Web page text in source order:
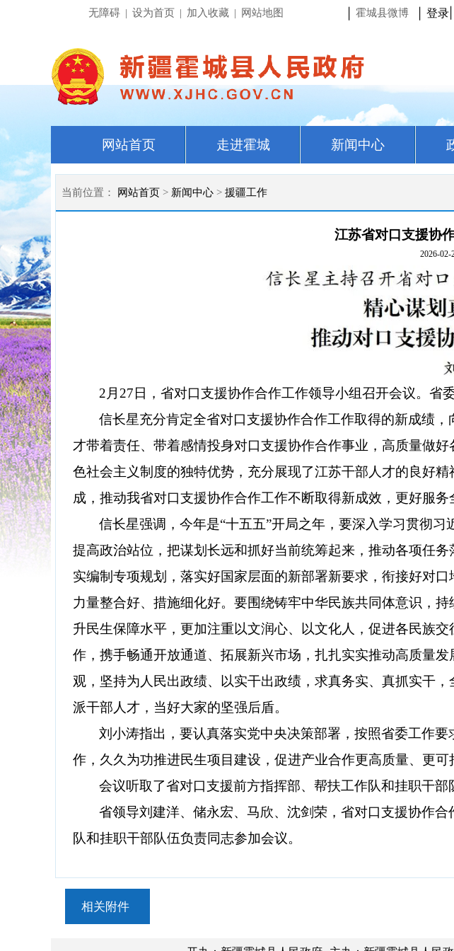
无障碍 | 设为首页 | 加入收藏 | 网站地图 霍城县微博 登录
网站首页 走进霍城 新闻中心
当前位置： 网站首页 > 新闻中心 > 援疆工作
江苏省对口支援协
2026-02-
2月27日，省对口支援协作合作工作领导小组召开会议。省
信长星充分肯定全省对口支援协作合作工作取得的新成绩
才带着责任、带着感情投身对口支援协作合作事业，高质量做
色社会主义制度的独特优势，充分展现了江苏干部人才的良好
成，推动我省对口支援协作合作工作不断取得新成效，更好服务
信长星强调，今年是“十五五”开局之年，要深入学习贯彻
提高政治站位，把谋划长远和抓好当前统筹起来，推动各项任
实编制专项规划，落实好国家层面的新部署新要求，衔接好对
力量整合好、措施细化好。要围绕铸牢中华民族共同体意识，
升民生保障水平，更加注重以文润心、以文化人，促进各民族
作，携手畅通开放通道、拓展新兴市场，扎扎实实推动高质量
观，坚持为人民出政绩、以实干出政绩，求真务实、真抓实干
派干部人才，当好大家的坚强后盾。
刘小涛指出，要认真落实党中央决策部署，按照省委工作
作，久久为功推进民生项目建设，促进产业合作更高质量、更可
会议听取了省对口支援前方指挥部、帮扶工作队和挂职干部
省领导刘建洋、储永宏、马欣、沈剑荣，省对口支援协作
队和挂职干部队伍负责同志参加会议。
相关附件